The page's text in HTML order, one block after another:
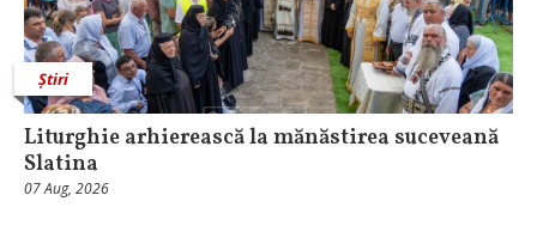
Știri
Liturghie arhierească la mănăstirea suceveană
Slatina
07 Aug, 2026